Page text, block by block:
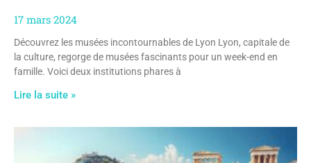
17 mars 2024
Découvrez les musées incontournables de Lyon Lyon, capitale de
la culture, regorge de musées fascinants pour un week-end en
famille. Voici deux institutions phares à
Lire la suite »